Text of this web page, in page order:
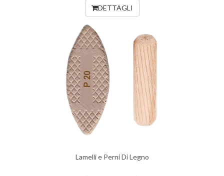
DETTAGLI
Lamelli e Perni Di Legno